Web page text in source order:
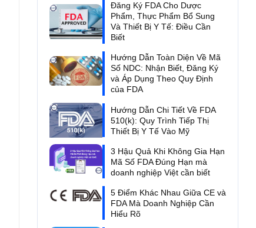
Đăng Ký FDA Cho Dược
Phẩm, Thực Phẩm Bổ Sung
Và Thiết Bị Y Tế: Điều Cần
Biết
Hướng Dẫn Toàn Diện Về Mã
Số NDC: Nhận Biết, Đăng Ký
và Áp Dụng Theo Quy Định
của FDA
Hướng Dẫn Chi Tiết Về FDA
510(k): Quy Trình Tiếp Thị
Thiết Bị Y Tế Vào Mỹ
3 Hậu Quả Khi Không Gia Hạn
Mã Số FDA Đúng Hạn mà
doanh nghiệp Việt cần biết
5 Điểm Khác Nhau Giữa CE và
FDA Mà Doanh Nghiệp Cần
Hiểu Rõ